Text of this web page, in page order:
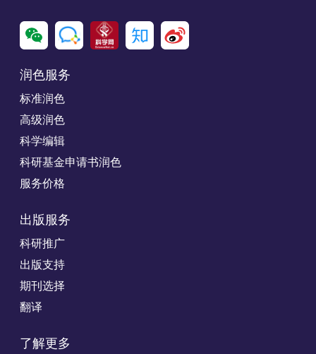
润色服务
标准润色
高级润色
科学编辑
科研基金申请书润色
服务价格
出版服务
科研推广
出版支持
期刊选择
翻译
了解更多